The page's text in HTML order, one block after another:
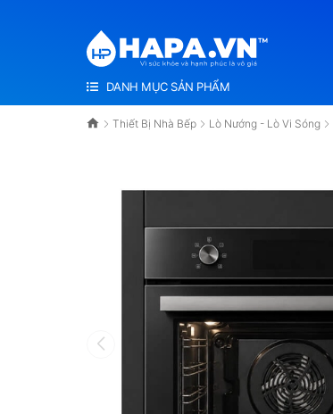
DANH MỤC SẢN PHẨM
Thiết Bị Nhà Bếp Lò Nướng - Lò Vi Sóng